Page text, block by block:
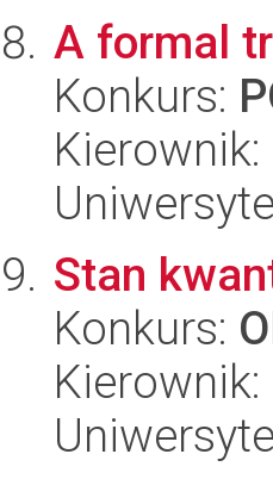
A formal
Konkurs:
Stan
Konkurs: